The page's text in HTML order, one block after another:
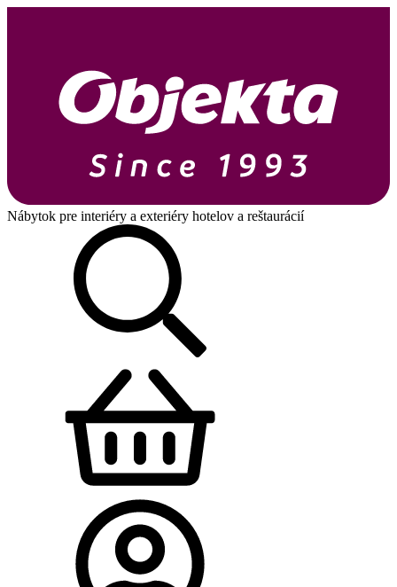
Nábytok pre interiéry a exteriéry hotelov a reštaurácií